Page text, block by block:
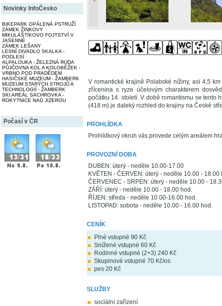
Novinky InfoČesko
BIKEPARK OPÁLENÁ PSTRUŽÍ
ZÁMEK ŽINKOVY
MIKULÁŠTÍKOVO FOJTSTVÍ V
JASENNÉ
ZÁMEK LEŠANY
LESNÍ DIVADLO SKALKA -
PODLESÍ
ALPALOUKA - ŽELEZNÁ RUDA
PŮJČOVNA KOL A KOLOBĚŽEK -
VRBNO POD PRADĚDEM
HASIČSKÉ MUZEUM - ŽAMBERK
MUZEUM STARÝCH STROJŮ A
TECHNOLOGIÍ - ŽAMBERK
SKI AREÁL SACHROVKA -
ROKYTNICE NAD JIZEROU
Počasí v ČR
V romantické krajině Polabské nížiny, asi 4,5
zřícenina s ryze účelovým charakterem
počátku 14. století. V době romantismu se tento
(418 m) je daleký rozhled do krajiny na České
PROHLÍDKA
Prohlídkový okruh vás provede celým areálem
PROVOZNÍ DOBA
DUBEN: úterý - neděle 10.00-17.00
KVĚTEN - ČERVEN: úterý - neděle 10.00 - 18.00
ČERVENEC - SRPEN: úterý - neděle 10.00 -
ZÁŘÍ: úterý - neděle 10.00 - 18.00 hod.
ŘÍJEN: středa - neděle 10.00-16.00 hod.
LISTOPAD: sobota - neděle 10.00 - 16.00 hod.
CENÍK
Plné vstupné 90 Kč
Snížené vstupné 60 Kč
Rodinné vstupné (2+3) 240 Kč
Skupinové vstupné 70 Kč/os.
pes 20 Kč
SLUŽBY
sociální zařízení